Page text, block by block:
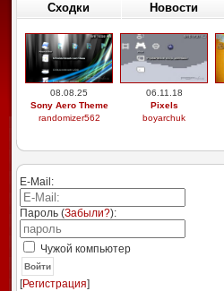
Сходки Новости
08.08.25
Sony Aero Theme
randomizer562
06.11.18
Pixels
boyarchuk
E-Mail:
Пароль (Забыли?):
Чужой компьютер
Войти
[Регистрация]